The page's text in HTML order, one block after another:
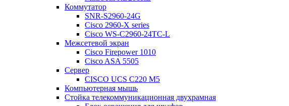
Коммутатор
SNR-S2960-24G
Cisco 2960-X series
Cisco WS-C2960-24TC-L
Межсетевой экран
Cisco Firepower 1010
Cisco ASA 5505
Сервер
CISCO UCS C220 M5
Компьютерная мышь
Стойка телекоммуникационная двухрамная